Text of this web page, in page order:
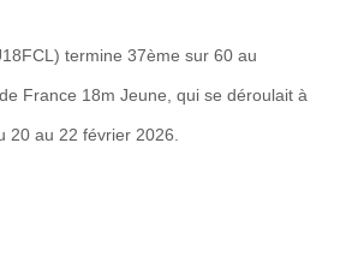
termine 37ème sur 60 au
France 18m Jeune, qui se déroulait à
20 au 22 février 2026.